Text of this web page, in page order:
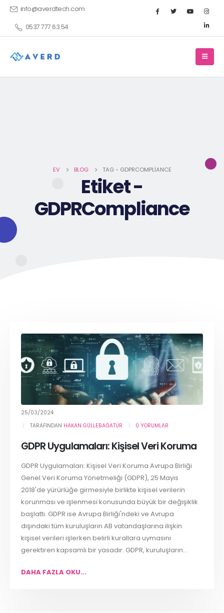
info@averdtech.com
0537 777 63 54
EV BLOG TAG - GDPRCOMPLIANCE
Etiket -
GDPRCompliance
25/03/2024
TARAFINDAN HAKAN GÜLLEBAĞATUR 0 YORUMLAR
GDPR Uygulamaları: Kişisel Veri Koruma
GDPR Uygulamaları: Kişisel Veri Koruma Avrupa Birliği
Genel Veri Koruma Yönetmeliği (GDPR), 25 Mayıs
2018'de yürürlüğe girmesiyle birlikte kişisel verilerin
korunması ve işlenmesi konusunda büyük bir değişiklik
başlattı. GDPR ise Avrupa Birliği'ndeki ve Avrupa
dışındaki tüm kuruluşların AB vatandaşlarına ilişkin
kişisel verileri işlerken belirli kurallara uymasını
gerektiren kapsamlı bir yasadır. GDPR, kuruluşların...
DAHA FAZLA OKU...